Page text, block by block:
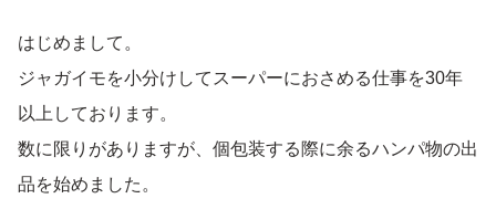
はじめまして。
ジャガイモを小分けしてスーパーにおさめる仕事を30年
以上しております。
数に限りがありますが、個包装する際に余るハンパ物の出
品を始めました。